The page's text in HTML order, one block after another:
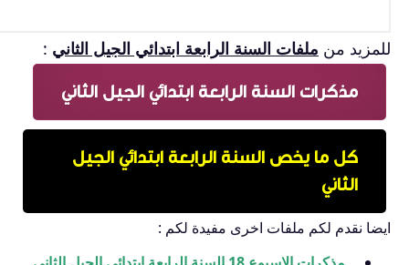
للمزيد من ملفات السنة الرابعة ابتدائي الجيل الثاني :
مذكرات السنة الرابعة ابتدائي الجيل الثاني
كل ما يخص السنة الرابعة ابتدائي الجيل
الثاني
ايضا نقدم لكم ملفات اخرى مفيدة لكم :